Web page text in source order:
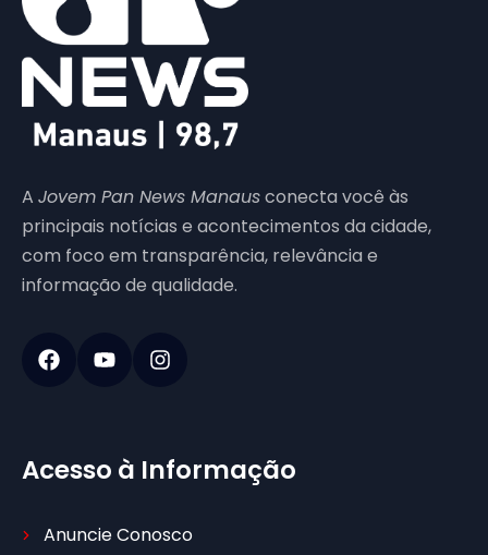
A Jovem Pan News Manausconecta você às
principais notícias e acontecimentos da cidade,
com foco em transparência, relevância e
informação de qualidade.
Acesso à Informação
Anuncie Conosco